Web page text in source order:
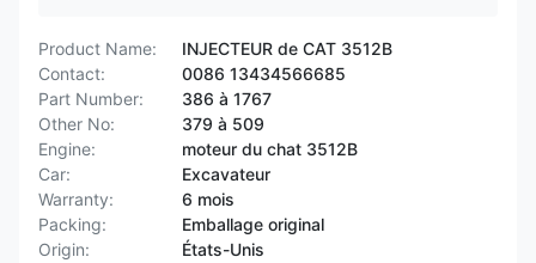
Product Name:
INJECTEUR de CAT 3512B
Contact:
0086 13434566685
Part Number:
386 à 1767
Other No:
379 à 509
Engine:
moteur du chat 3512B
Car:
Excavateur
Warranty:
6 mois
Packing:
Emballage original
Origin:
États-Unis